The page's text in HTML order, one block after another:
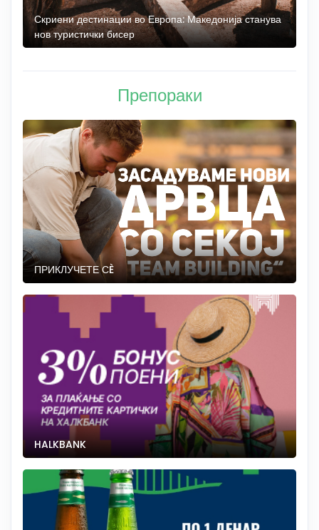
Скриени дестинации во Европа: Македонија станува
нов туристички бисер
Препораки
ПРИКЛУЧЕТЕ СÈ
HALKBANK